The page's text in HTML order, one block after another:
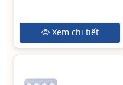
Xem chi tiết